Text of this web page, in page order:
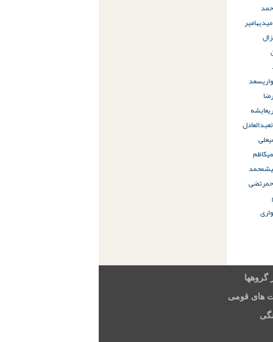
امیر
سعد
عایشه
عبدالعادل
علی
کاظم
محمد
مرتضى
گروهها
های قومی